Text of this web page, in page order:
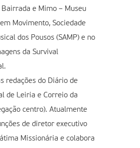
Bairrada e Mimo – Museu
Movimento, Sociedade
dos Pousos (SAMP) e no
da Survival
redações do Diário de
de Leiria e Correio da
centro). Atualmente
de diretor executivo
Missionária e colabora